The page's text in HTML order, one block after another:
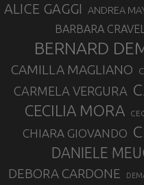
ALICE GAGGI ANDREA
BARBARA
BERNARD
CAMILLA MAGLIANO
CARMELA VERGURA
CECILIA MORA
CHIARA GIOVANDO
DANIELE
DEBORA CARDONE